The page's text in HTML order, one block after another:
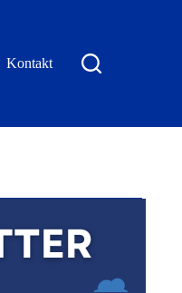
Kontakt